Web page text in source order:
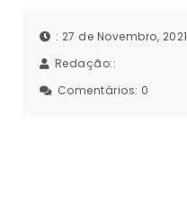
: 27 de Novembro, 2021
Redação::
Comentários: 0